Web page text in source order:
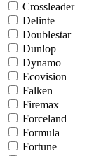
Crossleader
Delinte
Doublestar
Dunlop
Dynamo
Ecovision
Falken
Firemax
Forceland
Formula
Fortune